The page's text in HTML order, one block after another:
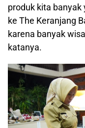
produk kita banyak
ke The Keranjang
karena banyak
katanya.